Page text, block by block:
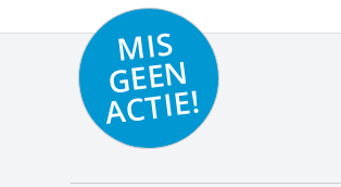
MIS
GEE
N
A
C
TIE!